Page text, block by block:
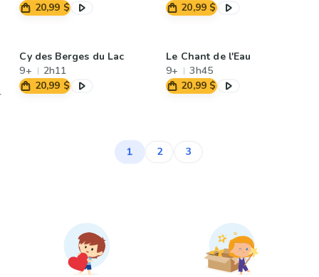
20,99 $
20,99 $
Cy des Berges du Lac
9+
2h11
20,99 $
Le Chant de l'Eau
9+
3h45
20,99 $
1 2 3